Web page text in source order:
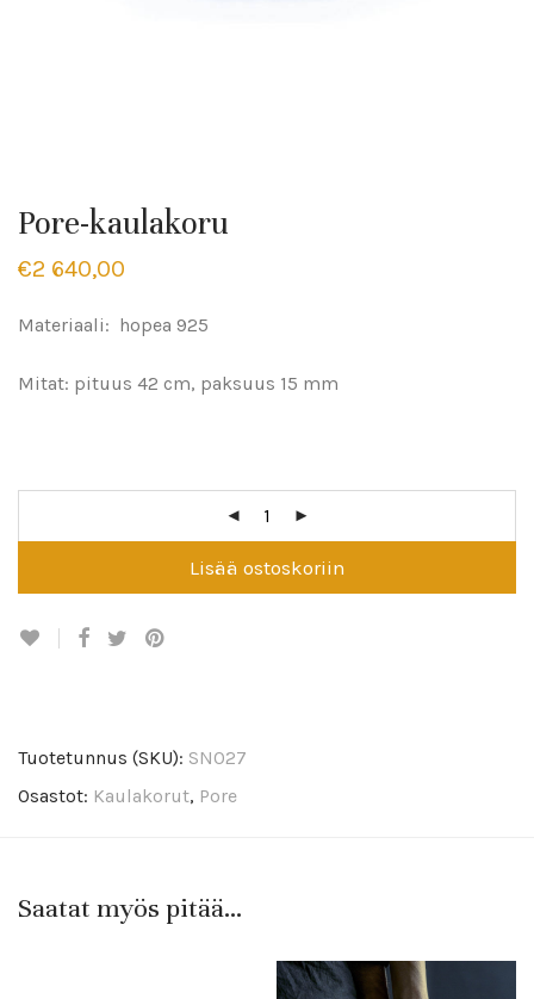
Pore-kaulakoru
€2 640,00
Materiaali: hopea 925
Mitat: pituus 42 cm, paksuus 15 mm
Lisää ostoskoriin
Tuotetunnus (SKU): SN027
Osastot: Kaulakorut, Pore
Saatat myös pitää...